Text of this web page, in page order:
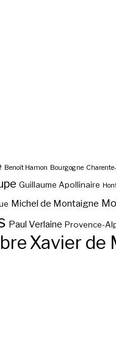
Benoît Hamon Bourgogne
Guillaume Apollinaire
Michel de Montaigne
Paul Verlaine Provence-
Xavier de